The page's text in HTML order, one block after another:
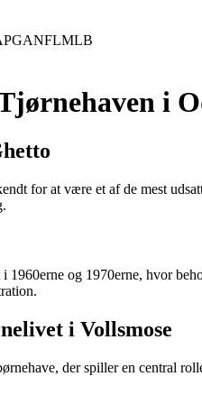
PGANFLMLB
i
for at være et af de mest
1960erne og 1970erne, hvor
i Vollsmose
der spiller en central